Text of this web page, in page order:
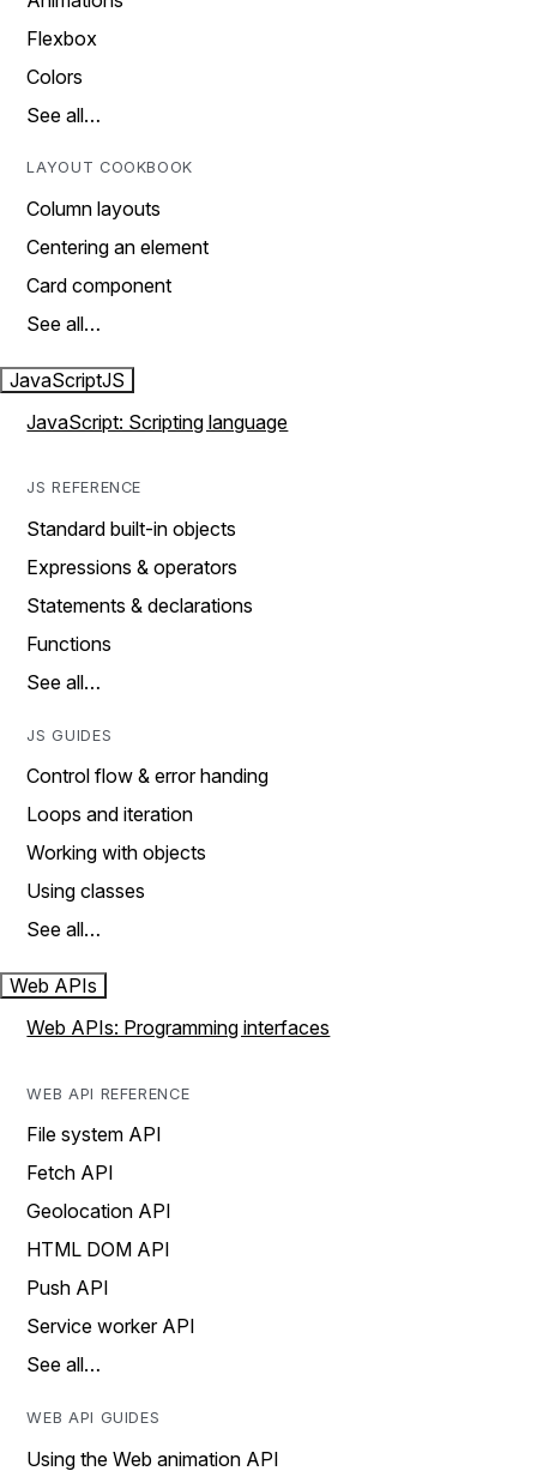
Flexbox
Colors
See all…
LAYOUT COOKBOOK
Column layouts
Centering an element
Card component
See all…
JavaScriptJS
JavaScript: Scripting language
JS REFERENCE
Standard built-in objects
Expressions & operators
Statements & declarations
Functions
See all…
JS GUIDES
Control flow & error handing
Loops and iteration
Working with objects
Using classes
See all…
Web APIs
Web APIs: Programming interfaces
WEB API REFERENCE
File system API
Fetch API
Geolocation API
HTML DOM API
Push API
Service worker API
See all…
WEB API GUIDES
Using the Web animation API